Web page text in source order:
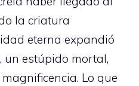
la criatura
eterna expandió
un estúpido mortal,
Lo que